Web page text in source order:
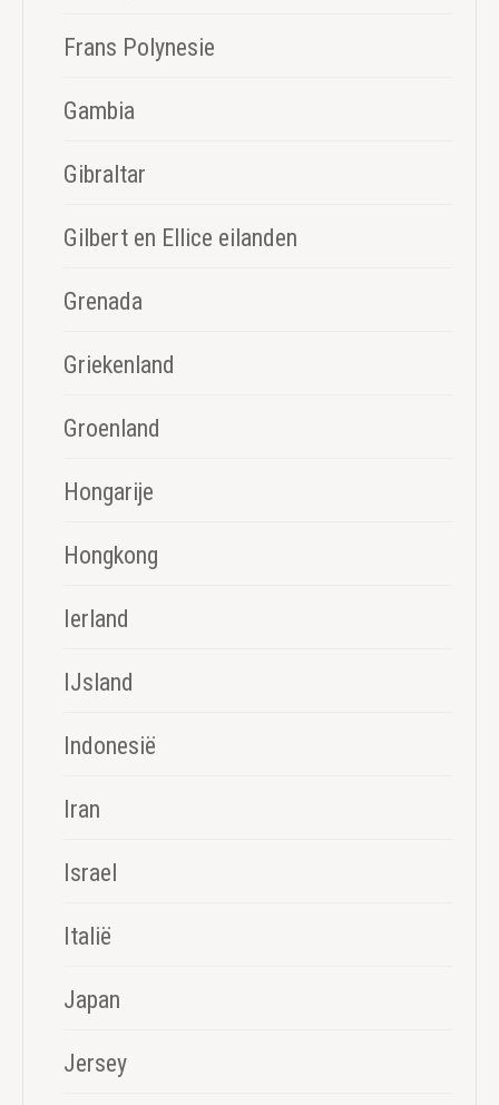
Frans Polynesie
Gambia
Gibraltar
Gilbert en Ellice eilanden
Grenada
Griekenland
Groenland
Hongarije
Hongkong
Ierland
IJsland
Indonesië
Iran
Israel
Italië
Japan
Jersey